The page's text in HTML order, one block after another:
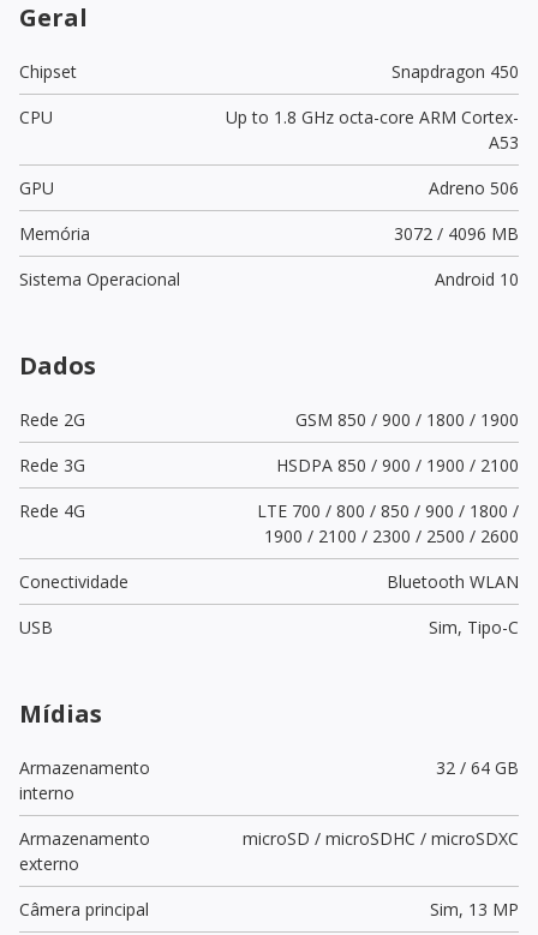
Geral
Chipset
Snapdragon 450
CPU
Up to 1.8 GHz octa-core ARM Cortex-
A53
GPU
Adreno 506
Memória
3072 / 4096 MB
Sistema Operacional
Android 10
Dados
Rede 2G
GSM 850 / 900 / 1800 / 1900
Rede 3G
HSDPA 850 / 900 / 1900 / 2100
Rede 4G
LTE 700 / 800 / 850 / 900 / 1800 /
1900 / 2100 / 2300 / 2500 / 2600
Conectividade
Bluetooth WLAN
USB
Sim, Tipo-C
Mídias
Armazenamento
interno
32 / 64 GB
Armazenamento
externo
microSD / microSDHC / microSDXC
Câmera principal Sim, 13 MP